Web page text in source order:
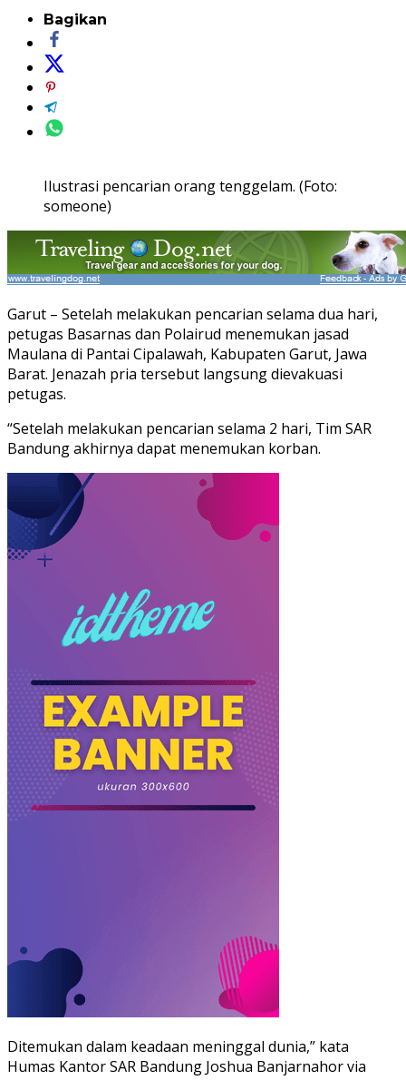
Bagikan
Ilustrasi pencarian orang tenggelam. (Foto:
someone)
Garut – Setelah melakukan pencarian selama dua hari,
petugas Basarnas dan Polairud menemukan jasad
Maulana di Pantai Cipalawah, Kabupaten Garut, Jawa
Barat. Jenazah pria tersebut langsung dievakuasi
petugas.
“Setelah melakukan pencarian selama 2 hari, Tim SAR
Bandung akhirnya dapat menemukan korban.
Ditemukan dalam keadaan meninggal dunia,” kata
Humas Kantor SAR Bandung Joshua Banjarnahor via